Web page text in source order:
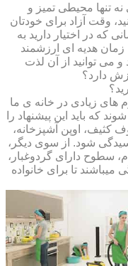
تنها محیطی تمیز و
وقت آزاد برای خودتان
که در اختیار دارید به
هدیه ای ارزشمند
توانید از آن لذت
دارد؟
های زیادی در خانه ی ما
که باید این پیشنهاد را
کثیف، اوپن آشپزخانه،
شود. از سوی دیگر،
دارای گردوغبار،
تا برای خانواده